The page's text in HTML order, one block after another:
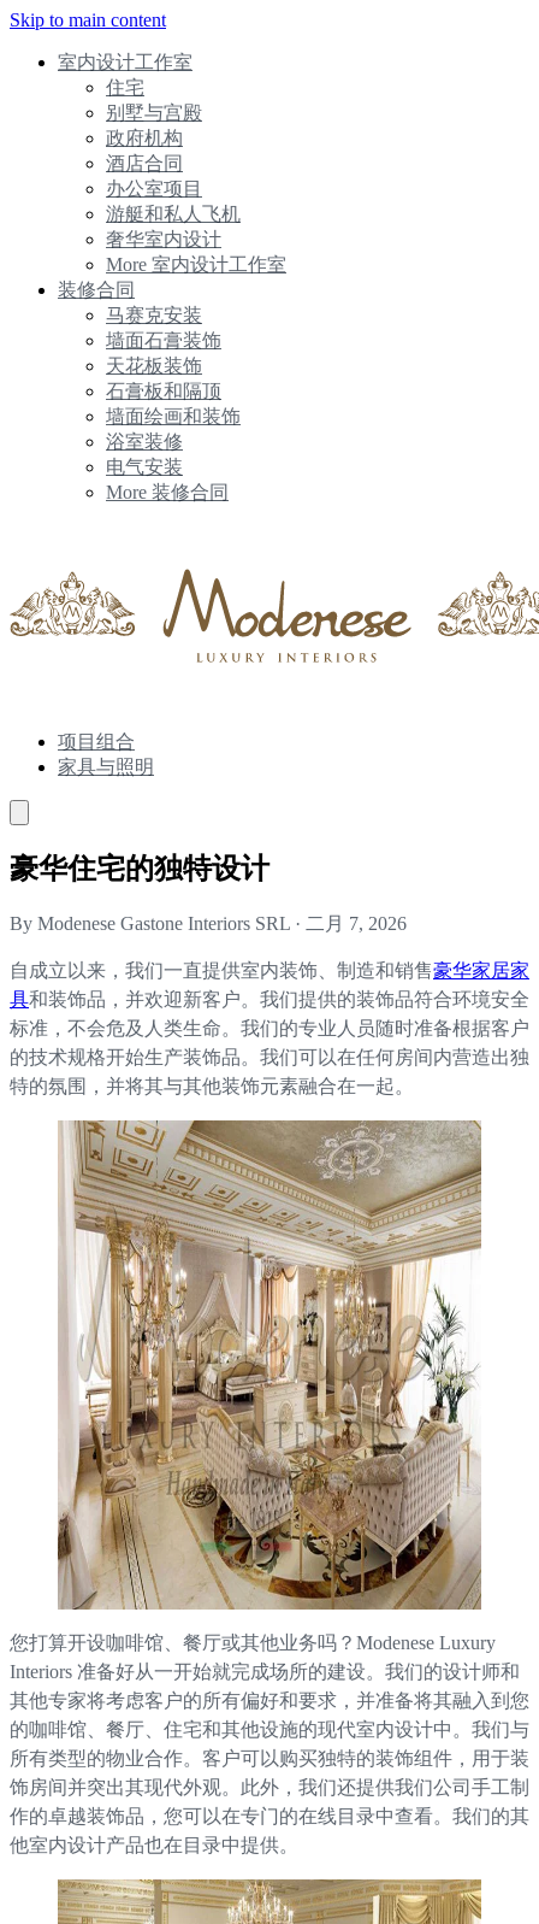
Skip to main content
室内设计工作室
住宅
别墅与宫殿
政府机构
酒店合同
办公室项目
游艇和私人飞机
奢华室内设计
More 室内设计工作室
装修合同
马赛克安装
墙面石膏装饰
天花板装饰
石膏板和隔顶
墙面绘画和装饰
浴室装修
电气安装
More 装修合同
项目组合
家具与照明
豪华住宅的独特设计
By Modenese Gastone Interiors SRL · 二月 7, 2026
自成立以来，我们一直提供室内装饰、制造和销售豪华家居家
具和装饰品，并欢迎新客户。我们提供的装饰品符合环境安全
标准，不会危及人类生命。我们的专业人员随时准备根据客户
的技术规格开始生产装饰品。我们可以在任何房间内营造出独
特的氛围，并将其与其他装饰元素融合在一起。
您打算开设咖啡馆、餐厅或其他业务吗？Modenese Luxury
Interiors 准备好从一开始就完成场所的建设。我们的设计师和
其他专家将考虑客户的所有偏好和要求，并准备将其融入到您
的咖啡馆、餐厅、住宅和其他设施的现代室内设计中。我们与
所有类型的物业合作。客户可以购买独特的装饰组件，用于装
饰房间并突出其现代外观。此外，我们还提供我们公司手工制
作的卓越装饰品，您可以在专门的在线目录中查看。我们的其
他室内设计产品也在目录中提供。